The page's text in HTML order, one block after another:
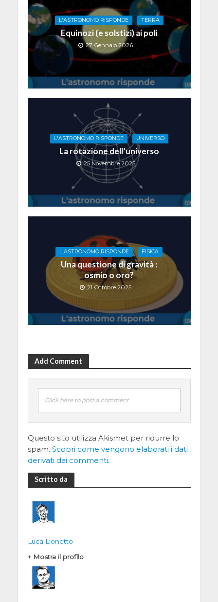
L'ASTRONOMO RISPONDE TERRA
Equinozi (e solstizi) ai poli
27 Gennaio 2026
L'ASTRONOMO RISPONDE UNIVERSO
La rotazione dell’universo
25 Novembre 2025
L'ASTRONOMO RISPONDE FISICA
Una questione di gravità :
osmio o oro?
21 Ottobre 2025
Add Comment
Click here to post a comment
Questo sito utilizza Akismet per ridurre lo
spam. Scopri come vengono elaborati i dati
derivati dai commenti.
Scritto da
Luca Lionetto
+ Mostra il profilo